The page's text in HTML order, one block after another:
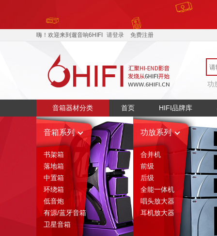
嗨！欢迎来到遛音响6HIFI 请登录 免费注册
功
音箱器材分类 首页 HIFI品牌库
音箱系列
书架箱
落地箱
中置箱
环绕箱
低音炮
有源/蓝牙音箱
卫星音箱
功放系列
合并机
前级
后级
全能一体机
唱头放大器
耳机放大器